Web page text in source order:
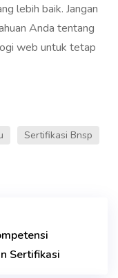
lebih baik. Jangan
Anda tentang
web untuk tetap
Sertifikasi Bnsp
Sertifikasi